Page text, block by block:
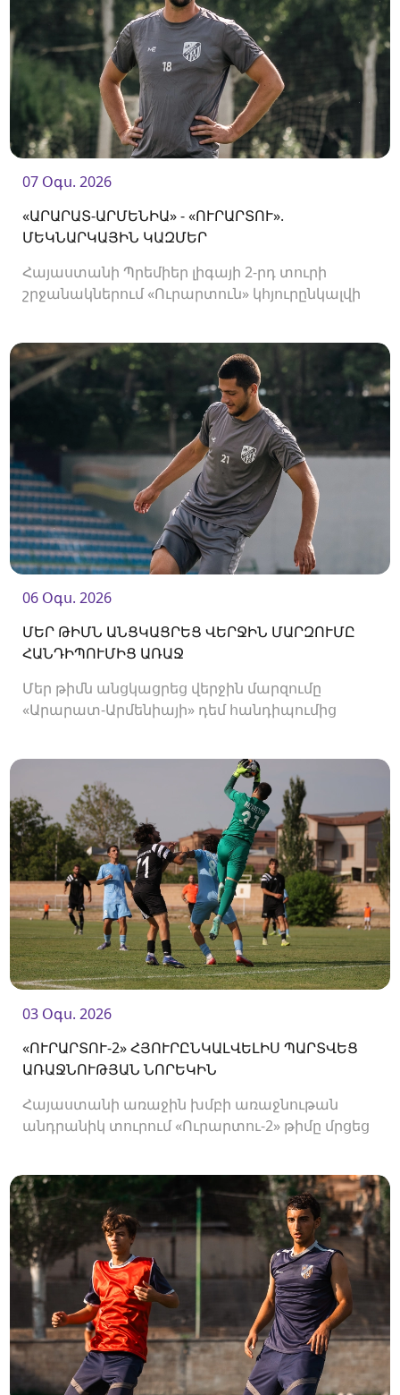
07 Օգս. 2026
«ԱՐԱՐԱՏ-ԱՐՄԵՆԻԱ» - «ՈՒՐԱՐՏՈՒ».
ՄԵԿՆԱՐԿԱՅԻՆ ԿԱԶՄԵՐ
Հայաստանի Պրեմիեր լիգայի 2-րդ տուրի
շրջանակներում «Ուրարտուն» կհյուրընկալվի
06 Օգս. 2026
ՄԵՐ ԹԻՄՆ ԱՆՑԿԱՑՐԵՑ ՎԵՐՋԻՆ ՄԱՐԶՈՒՄԸ
ՀԱՆԴԻՊՈՒՄԻՑ ԱՌԱՋ
Մեր թիմն անցկացրեց վերջին մարզումը
«Արարատ-Արմենիայի» դեմ հանդիպումից
03 Օգս. 2026
«ՈՒՐԱՐՏՈՒ-2» ՀՅՈՒՐԸՆԿԱԼՎԵԼԻՍ ՊԱՐՏՎԵՑ
ԱՌԱՋՆՈՒԹՅԱՆ ՆՈՐԵԿԻՆ
Հայաստանի առաջին խմբի առաջնութան
անդրանիկ տուրում «Ուրարտու-2» թիմը մրցեց